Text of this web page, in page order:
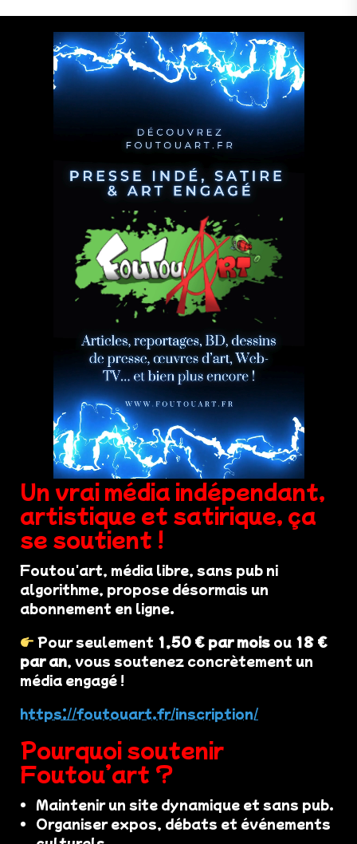
Un vrai média indépendant,
artistique et satirique, ça
se soutient !
Foutou'art, média libre, sans pub ni
algorithme, propose désormais un
abonnement en ligne.
Pour seulement 1,50 € par mois ou 18 €
par an, vous soutenez concrètement un
média engagé !
https://foutouart.fr/inscription/
Pourquoi soutenir
Foutou’art ?
Maintenir un site dynamique et sans pub.
Organiser expos, débats et événements